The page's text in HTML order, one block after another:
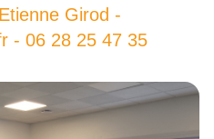
Girod -
- 06 28 25 47 35